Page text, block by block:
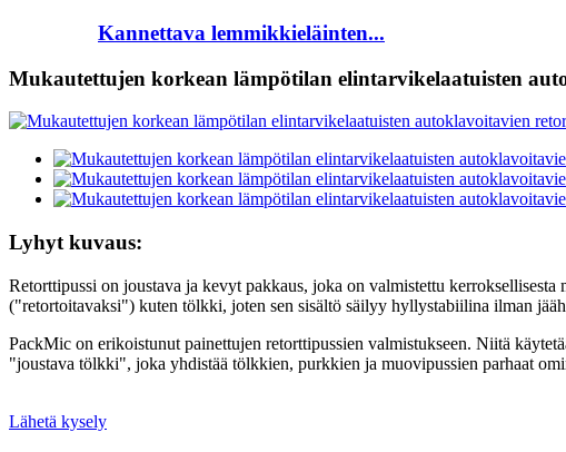
Kannettava lemmikkieläinten...
Mukautettujen korkean lämpötilan elintarvikelaatuisten
Lyhyt kuvaus:
Retorttipussi on joustava ja kevyt pakkaus, joka on valmistettu
("retortoitavaksi") kuten tölkki, joten sen sisältö säilyy hyllystabiilina ilman
PackMic on erikoistunut painettujen retorttipussien valmistukseen. Niitä
"joustava tölkki", joka yhdistää tölkkien, purkkien ja muovipussien parhaat
Lähetä kysely